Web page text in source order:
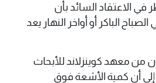
في الاعتقاد السائد بأن
الباكر أو أواخر النهار يعد
من معهد كوينزلاند للأبحاث
أن كمية الأشعة فوق